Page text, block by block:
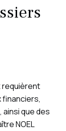
requièrent
financiers,
que des
NOEL